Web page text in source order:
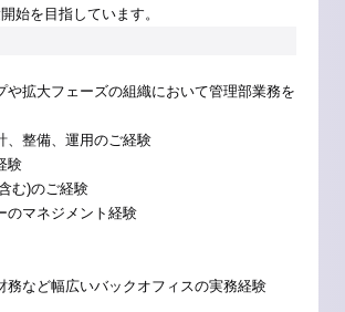
始を目指しています。
や拡大フェーズの組織において管理部業務を
、整備、運用のご経験
験
む)のご経験
のマネジメント経験
務など幅広いバックオフィスの実務経験